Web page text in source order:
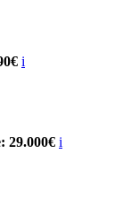
i
29.000€ i